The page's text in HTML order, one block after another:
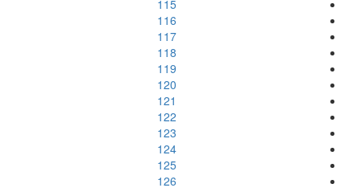
115
116
117
118
119
120
121
122
123
124
125
126